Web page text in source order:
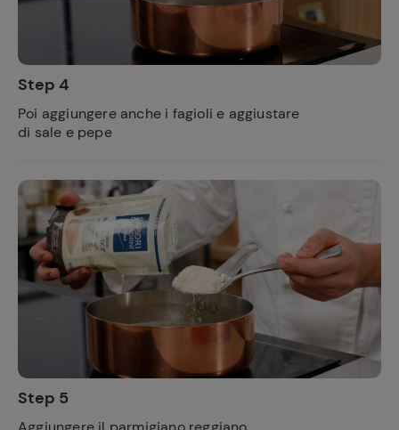
Step 4
Poi aggiungere anche i fagioli e aggiustare
di sale e pepe
Step 5